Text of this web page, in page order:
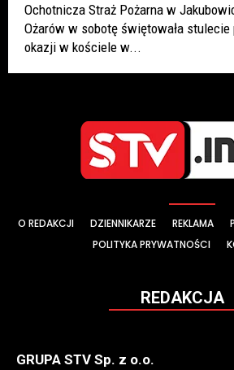
Ochotnicza Straż Pożarna w
Ożarów w sobotę świętowała
okazji w kościele w...
O REDAKCJI DZIENNIKARZE REKLAMA
POLITYKA PRYWATNOŚCI
REDAKCJA
GRUPA STV Sp. z o.o.